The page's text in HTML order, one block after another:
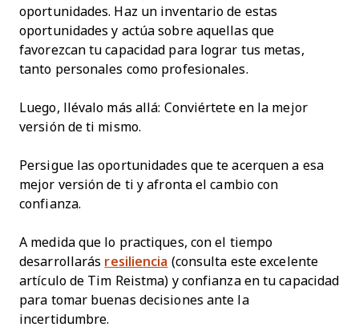
oportunidades. Haz un inventario de estas
oportunidades y actúa sobre aquellas que
favorezcan tu capacidad para lograr tus metas,
tanto personales como profesionales.
Luego, llévalo más allá: Conviértete en la mejor
versión de ti mismo.
Persigue las oportunidades que te acerquen a esa
mejor versión de ti y afronta el cambio con
confianza.
A medida que lo practiques, con el tiempo
desarrollarás resiliencia (consulta este excelente
artículo de Tim Reistma) y confianza en tu capacidad
para tomar buenas decisiones ante la
incertidumbre.